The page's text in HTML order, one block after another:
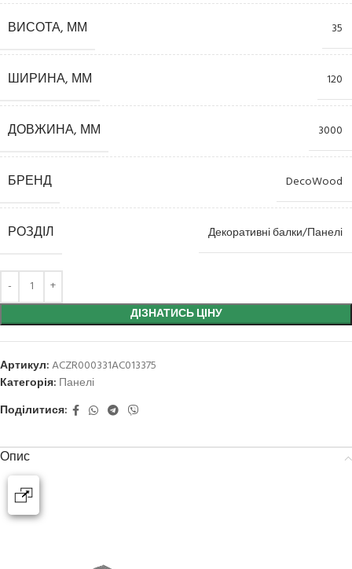
ВИСОТА, ММ 35
ШИРИНА, ММ 120
ДОВЖИНА, ММ 3000
БРЕНД DecoWood
РОЗДІЛ Декоративні балки/Панелі
ДІЗНАТИСЬ ЦІНУ
Артикул:ACZR000331AC013375
Категорія: Панелі
Поділитися:
Опис